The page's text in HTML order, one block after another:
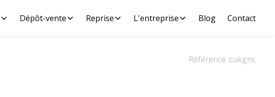
Dépôt-vente Reprise L'entreprise Blog Contact
Référence :cukgnc